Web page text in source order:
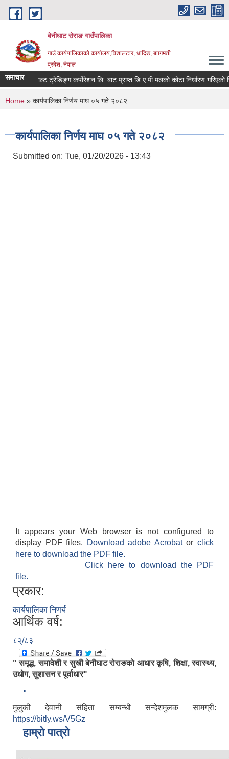
Skip to main content
बेनीघाट रोराङ गाउँपालिका
गाउँ कार्यपालिकाको कार्यालय,विशालटार, धादिङ, बाागमती
प्रदेश, नेपाल
समाचार
शिर्षक:साल्ट ट्रेडिङ्ग कर्पोरेशन लि. बाट प्राप्त डि.ए.पी मलको कोटा निर्धारण गरिएको
You are here
Home » कार्यपालिका निर्णय माघ ०५ गते २०८२
कार्यपालिका निर्णय माघ ०५ गते २०८२
Submitted on: Tue, 01/20/2026 - 13:43
It appears your Web browser is not configured to
display PDF files.
Download adobe Acrobatorclick
here to download the PDF file.
Click here to download the PDF
file.
प्रकार:
कार्यपालिका निणर्य
आर्थिक वर्ष:
८२्/८३
" समृद्ध, समावेशी र सुखी बेनीघाट रोराङको आधार कृषि, शिक्षा, स्वास्थ्य,
उधोग, सुशासन र पूर्वाधार"
.
मुलुकी देवानी संहिता सम्बन्धी सन्देशमुलक सामग्री:
https://bitly.ws/V5Gz
हाम्रो पात्रो